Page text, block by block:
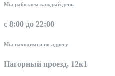
Мы работаем каждый день
с 8:00 до 22:00
Мы находимся по адресу
Нагорный проезд, 12к1